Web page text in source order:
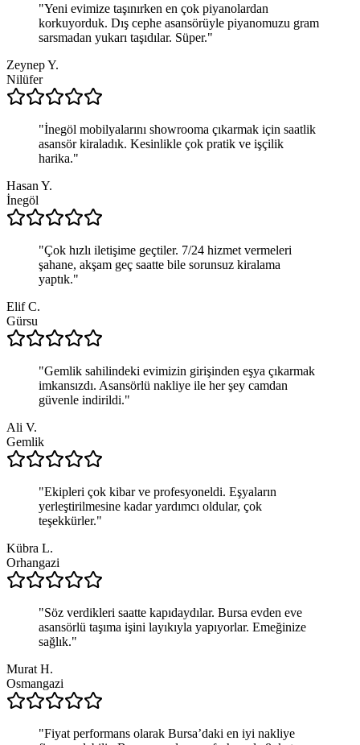
"Yeni evimize taşınırken en çok piyanolardan
korkuyorduk. Dış cephe asansörüyle piyanomuzu gram
sarsmadan yukarı taşıdılar. Süper."
Zeynep Y.
Nilüfer
"İnegöl mobilyalarını showrooma çıkarmak için saatlik
asansör kiraladık. Kesinlikle çok pratik ve işçilik
harika."
Hasan Y.
İnegöl
"Çok hızlı iletişime geçtiler. 7/24 hizmet vermeleri
şahane, akşam geç saatte bile sorunsuz kiralama
yaptık."
Elif C.
Gürsu
"Gemlik sahilindeki evimizin girişinden eşya çıkarmak
imkansızdı. Asansörlü nakliye ile her şey camdan
güvenle indirildi."
Ali V.
Gemlik
"Ekipleri çok kibar ve profesyoneldi. Eşyaların
yerleştirilmesine kadar yardımcı oldular, çok
teşekkürler."
Kübra L.
Orhangazi
"Söz verdikleri saatte kapıdaydılar. Bursa evden eve
asansörlü taşıma işini layıkıyla yapıyorlar. Emeğinize
sağlık."
Murat H.
Osmangazi
"Fiyat performans olarak Bursa’daki en iyi nakliye